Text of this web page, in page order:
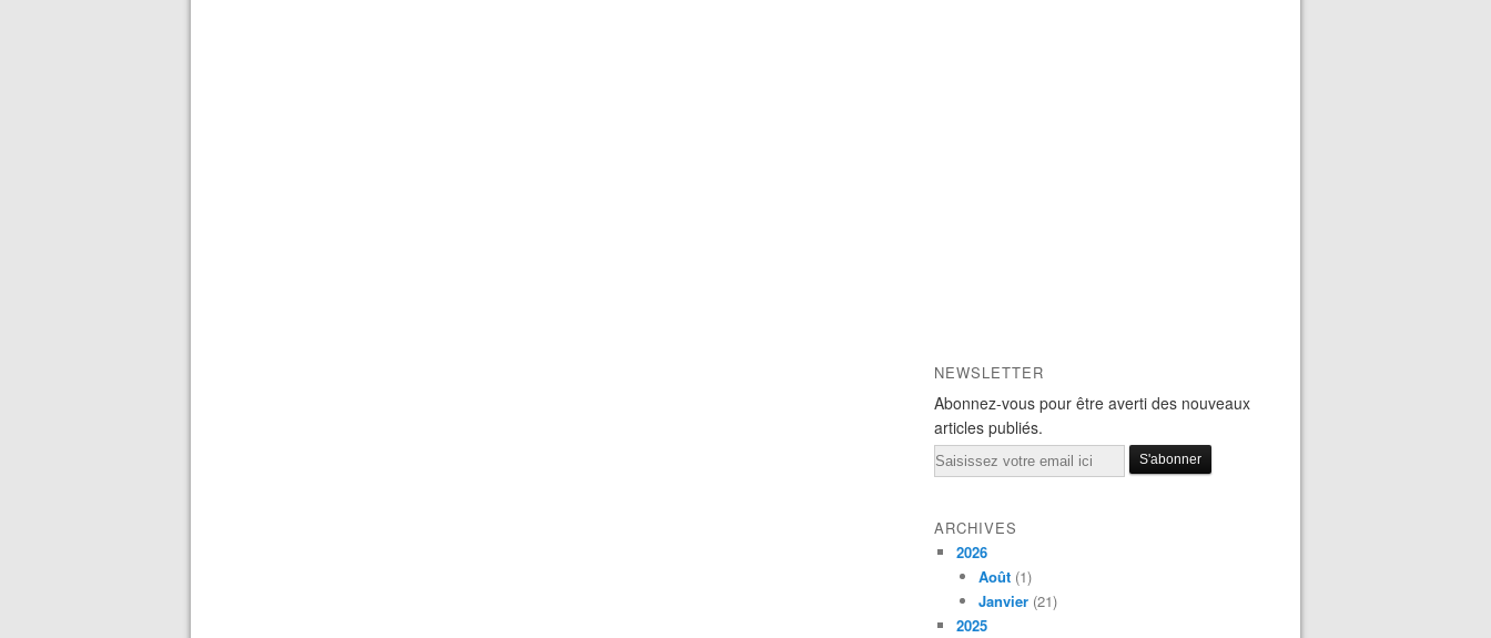
NEWSLETTER
Abonnez-vous pour être averti des nouveaux
articles publiés.
Email
ARCHIVES
2026
Août (1)
Janvier (21)
2025